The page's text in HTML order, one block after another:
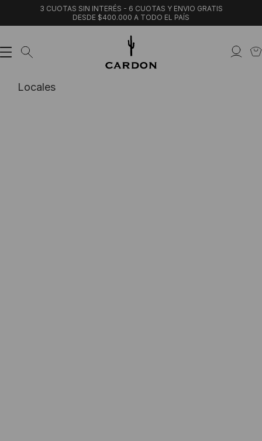
3 CUOTAS SIN INTERÉS - 6 CUOTAS Y ENVIO GRATIS
DESDE $400.000 A TODO EL PAÍS
Locales